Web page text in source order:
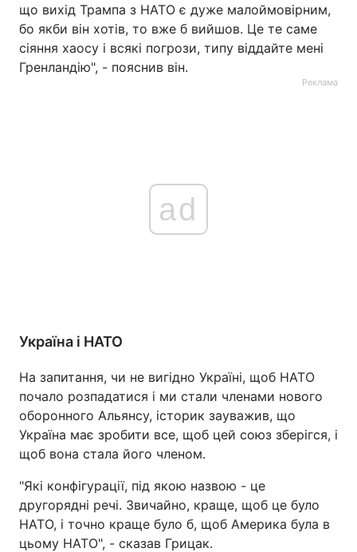
що вихід Трампа з НАТО є дуже малоймовірним,
бо якби він хотів, то вже б вийшов. Це те саме
сіяння хаосу і всякі погрози, типу віддайте мені
Гренландію", - пояснив він.
Реклама
ad
Україна і НАТО
На запитання, чи не вигідно Україні, щоб НАТО
почало розпадатися і ми стали членами нового
оборонного Альянсу, історик зауважив, що
Україна має зробити все, щоб цей союз зберігся, і
щоб вона стала його членом.
"Які конфігурації, під якою назвою - це
другорядні речі. Звичайно, краще, щоб це було
НАТО, і точно краще було б, щоб Америка була в
цьому НАТО", - сказав Грицак.